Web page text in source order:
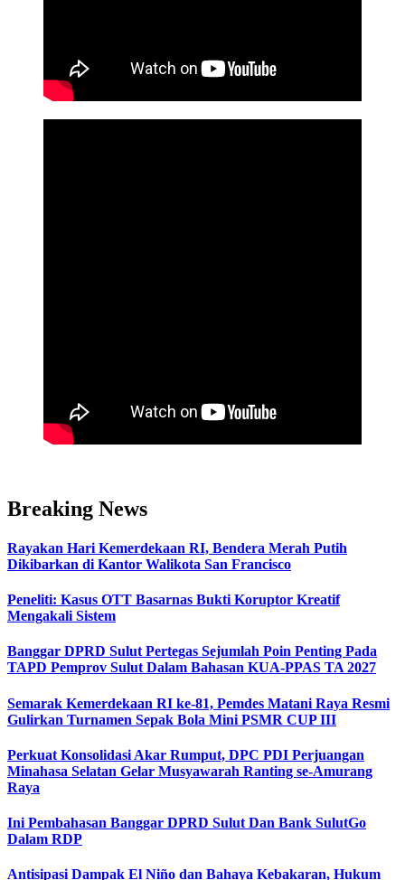
Breaking News
Rayakan Hari Kemerdekaan RI, Bendera Merah Putih
Dikibarkan di Kantor Walikota San Francisco
Peneliti: Kasus OTT Basarnas Bukti Koruptor Kreatif
Mengakali Sistem
Banggar DPRD Sulut Pertegas Sejumlah Poin Penting Pada
TAPD Pemprov Sulut Dalam Bahasan KUA-PPAS TA 2027
Semarak Kemerdekaan RI ke-81, Pemdes Matani Raya Resmi
Gulirkan Turnamen Sepak Bola Mini PSMR CUP III
Perkuat Konsolidasi Akar Rumput, DPC PDI Perjuangan
Minahasa Selatan Gelar Musyawarah Ranting se-Amurang
Raya
Ini Pembahasan Banggar DPRD Sulut Dan Bank SulutGo
Dalam RDP
Antisipasi Dampak El Niño dan Bahaya Kebakaran, Hukum